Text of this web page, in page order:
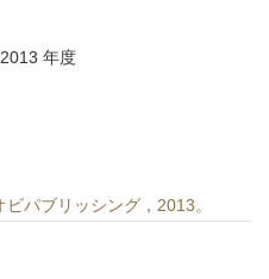
年度
パブリッシング，2013。